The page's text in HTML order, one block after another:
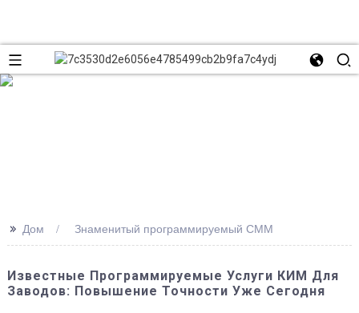
>> Дом Знаменитый программируемый CMM
Известные Программируемые Услуги КИМ Для
Заводов: Повышение Точности Уже Сегодня